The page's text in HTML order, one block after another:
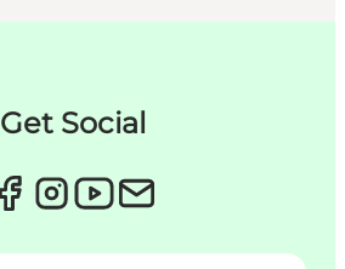
Get Social